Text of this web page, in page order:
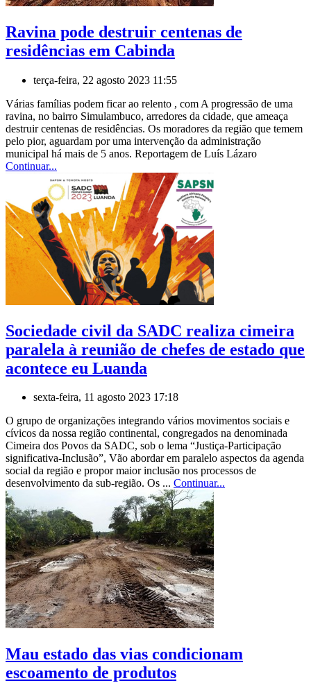
Ravina pode destruir centenas de
residências em Cabinda
terça-feira, 22 agosto 2023 11:55
Várias famílias podem ficar ao relento , com A progressão de uma
ravina, no bairro Simulambuco, arredores da cidade, que ameaça
destruir centenas de residências. Os moradores da região que temem
pelo pior, aguardam por uma intervenção da administração
municipal há mais de 5 anos. Reportagem de Luís Lázaro
Continuar...
Sociedade civil da SADC realiza cimeira
paralela à reunião de chefes de estado que
acontece eu Luanda
sexta-feira, 11 agosto 2023 17:18
O grupo de organizações integrando vários movimentos sociais e
cívicos da nossa região continental, congregados na denominada
Cimeira dos Povos da SADC, sob o lema “Justiça-Participação
significativa-Inclusão”, Vão abordar em paralelo aspectos da agenda
social da região e propor maior inclusão nos processos de
desenvolvimento da sub-região. Os ... Continuar...
Mau estado das vias condicionam
escoamento de produtos